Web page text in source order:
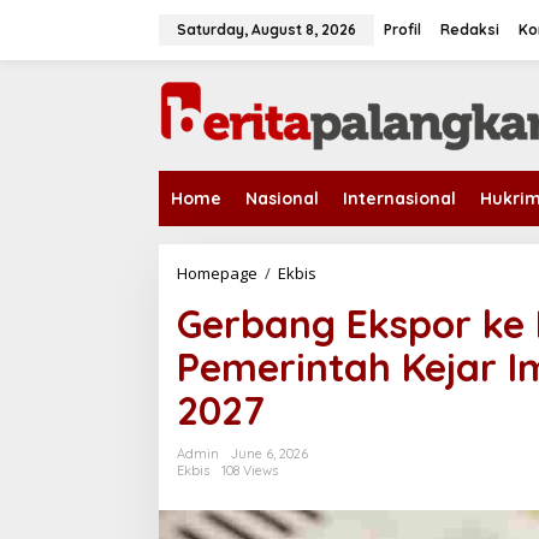
Saturday, August 8, 2026 Profil Redaksi
Home Nasional Internasional Hukrim
Homepage / Ekbis
r
b
a
n
o
r
Gerbang Ekspor
Pemerintah Kejar
2027
Admin
June 6, 2026
Ekbis
108 Views